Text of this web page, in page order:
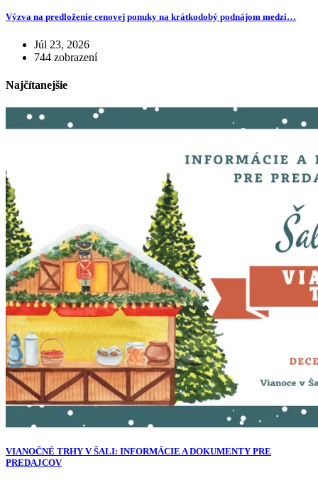
Výzva na predloženie cenovej ponuky na krátkodobý podnájom medzi…
Júl 23, 2026
744 zobrazení
Najčítanejšie
VIANOČNÉ TRHY V ŠALI: INFORMÁCIE A DOKUMENTY PRE
PREDAJCOV